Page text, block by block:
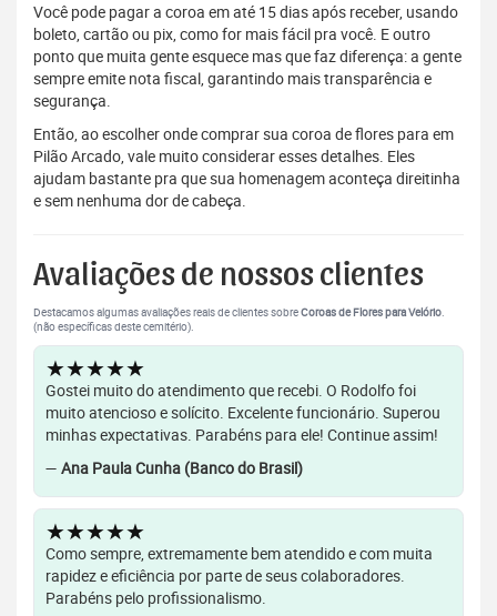
Você pode pagar a coroa em até 15 dias após receber, usando
boleto, cartão ou pix, como for mais fácil pra você. E outro
ponto que muita gente esquece mas que faz diferença: a gente
sempre emite nota fiscal, garantindo mais transparência e
segurança.
Então, ao escolher onde comprar sua coroa de flores para em
Pilão Arcado, vale muito considerar esses detalhes. Eles
ajudam bastante pra que sua homenagem aconteça direitinha
e sem nenhuma dor de cabeça.
Avaliações de nossos clientes
Destacamos algumas avaliações reais de clientes sobreCoroas de Flores para Velório.
(não específicas deste cemitério).
★★★★★
Gostei muito do atendimento que recebi. O Rodolfo foi
muito atencioso e solícito. Excelente funcionário. Superou
minhas expectativas. Parabéns para ele! Continue assim!
— Ana Paula Cunha (Banco do Brasil)
★★★★★
Como sempre, extremamente bem atendido e com muita
rapidez e eficiência por parte de seus colaboradores.
Parabéns pelo profissionalismo.